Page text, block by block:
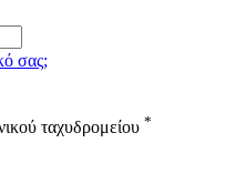
σας;
ταχυδρομείου *